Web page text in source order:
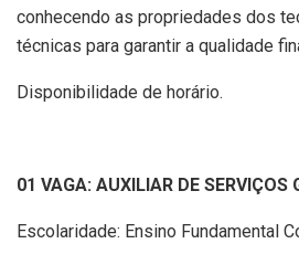
conhecendo as propriedades dos
técnicas para garantir a qualidade
Disponibilidade de horário.
01 VAGA: AUXILIAR DE SERVIÇOS
Escolaridade: Ensino Fundamental